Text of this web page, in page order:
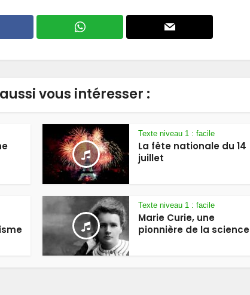
vous intéresser :
Texte niveau 1 : facile
La fête nationale du 14
juillet
Texte niveau 1 : facile
Marie Curie, une
pionnière de la science